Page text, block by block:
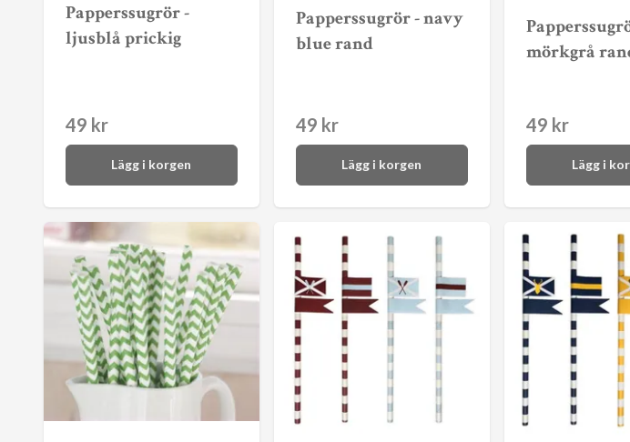
Papperssugrör -
ljusblå prickig
49 kr
Lägg i korgen
Papperssugrör - navy
blue rand
49 kr
Lägg i korgen
mörkgrå
49 kr
Lägg i